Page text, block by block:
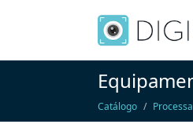
Catálogo